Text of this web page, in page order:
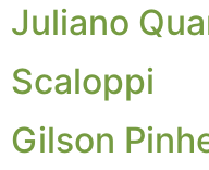
Juliano
Scaloppi
Gilson